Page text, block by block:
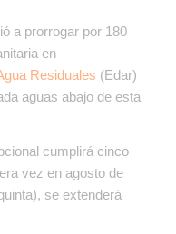
a prorrogar por 180
en
Residuales (Edar)
aguas abajo de esta
cumplirá cinco
vez en agosto de
se extenderá